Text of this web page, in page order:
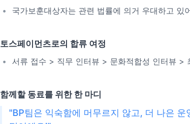
국가보훈대상자는 관련 법률에 의거 우대하고 있
토스페이먼츠로의 합류 여정
서류 접수 > 직무 인터뷰 > 문화적합성 인터뷰 >
함께할 동료를 위한 한 마디
"BP팀은 익숙함에 머무르지 않고, 더 나은 운